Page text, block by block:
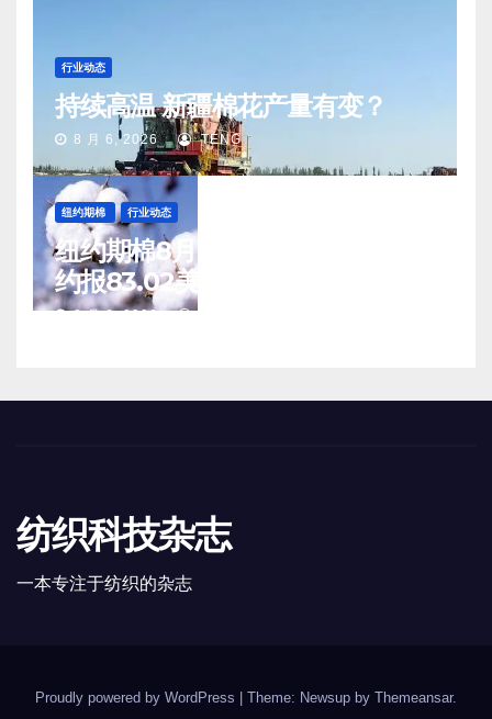
行业动态
持续高温 新疆棉花产量有变？
8 月 6, 2026 TENG
纽约期棉 行业动态
纽约期棉8月5日(周三)收涨12月合
约报83.02美分/磅
8 月 6, 2026 TENG
纺织科技杂志
一本专注于纺织的杂志
Proudly powered by WordPress Theme: Newsup by Themeansar.